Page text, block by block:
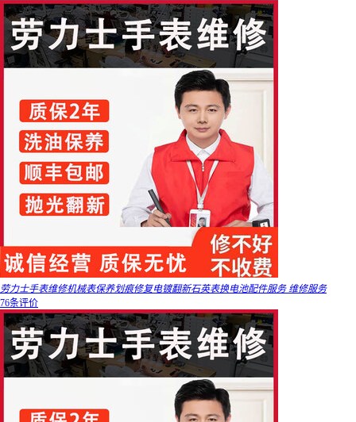
劳力士手表维修机械表保养划痕修复电镀翻新石英表换电池配件服务 维修服务
76条评价